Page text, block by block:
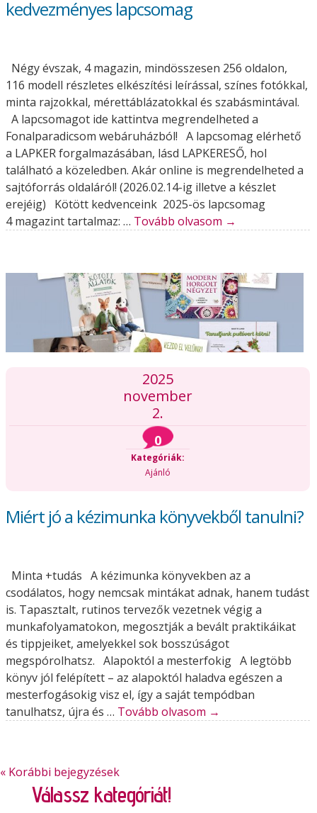
kedvezményes lapcsomag
Négy évszak, 4 magazin, mindösszesen 256 oldalon,
116 modell részletes elkészítési leírással, színes fotókkal,
minta rajzokkal, mérettáblázatokkal és szabásmintával.
A lapcsomagot ide kattintva megrendelheted a
Fonalparadicsom webáruházból! A lapcsomag elérhető
a LAPKER forgalmazásában, lásd LAPKERESŐ, hol
található a közeledben. Akár online is megrendelheted a
sajtóforrás oldaláról! (2026.02.14-ig illetve a készlet
erejéig) Kötött kedvenceink 2025-ös lapcsomag
4 magazint tartalmaz: … Tovább olvasom →
2025
november
2.
0
Kategóriák:
Ajánló
Miért jó a kézimunka könyvekből tanulni?
Minta +tudás A kézimunka könyvekben az a
csodálatos, hogy nemcsak mintákat adnak, hanem tudást
is. Tapasztalt, rutinos tervezők vezetnek végig a
munkafolyamatokon, megosztják a bevált praktikáikat
és tippjeiket, amelyekkel sok bosszúságot
megspórolhatsz. Alapoktól a mesterfokig A legtöbb
könyv jól felépített – az alapoktól haladva egészen a
mesterfogásokig visz el, így a saját tempódban
tanulhatsz, újra és … Tovább olvasom →
« Korábbi bejegyzések
Válassz kategóriát!